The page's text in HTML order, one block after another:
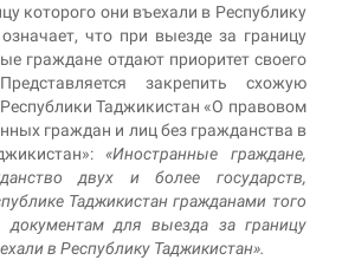
которого они въехали в Республику
что при выезде за границу
граждане отдают приоритет своего
закрепить схожую
Таджикистан «О правовом
граждан и лиц без гражданства в
«Иностранные граждане,
двух и более государств,
Таджикистан гражданами того
документам для выезда за границу
в Республику Таджикистан».